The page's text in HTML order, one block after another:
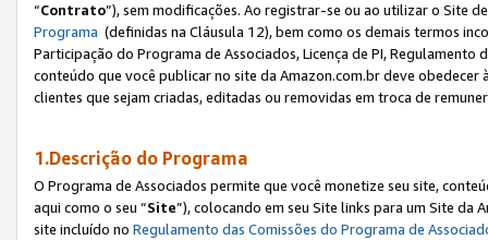
“Contrato”), sem modificações. Ao registrar-se ou ao utilizar o Site
Programa (definidas na Cláusula 12), bem como os demais termos
Participação do Programa de Associados, Licença de PI,
conteúdo que você publicar no site da Amazon.com.br deve
clientes que sejam criadas, editadas ou removidas em troca de
1.Descrição do Programa
O Programa de Associados permite que você monetize seu site,
aqui como o seu “Site”), colocando em seu Site links para um Site da
site incluído no Regulamento das Comissões do Programa de